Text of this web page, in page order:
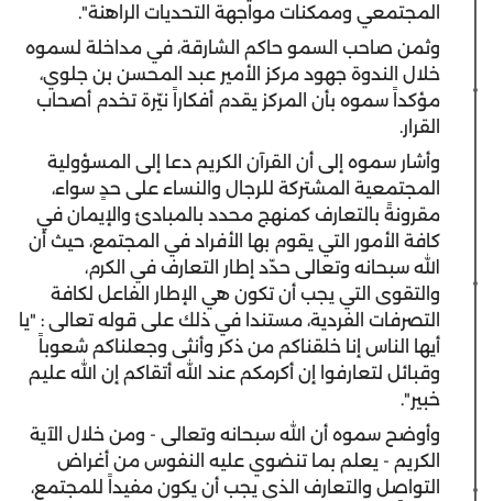
المجتمعي وممكنات مواجهة التحديات الراهنة".
وثمن صاحب السمو حاكم الشارقة، في مداخلة لسموه
خلال الندوة جهود مركز الأمير عبد المحسن بن جلوي،
مؤكداً سموه بأن المركز يقدم أفكاراً نيّرة تخدم أصحاب
القرار.
وأشار سموه إلى أن القرآن الكريم دعا إلى المسؤولية
المجتمعية المشتركة للرجال والنساء على حدٍ سواء،
مقرونةً بالتعارف كمنهج محدد بالمبادئ والإيمان في
كافة الأمور التي يقوم بها الأفراد في المجتمع، حيث أن
الله سبحانه وتعالى حدّد إطار التعارف في الكرم،
والتقوى التي يجب أن تكون هي الإطار الفاعل لكافة
التصرفات الفردية، مستندا في ذلك على قوله تعالى : "يا
أيها الناس إنا خلقناكم من ذكر وأنثى وجعلناكم شعوباً
وقبائل لتعارفوا إن أكرمكم عند الله أتقاكم إن الله عليم
خبير".
وأوضح سموه أن الله سبحانه وتعالى - ومن خلال الآية
الكريم - يعلم بما تنضوي عليه النفوس من أغراض
التواصل والتعارف الذي يجب أن يكون مفيداً للمجتمع،